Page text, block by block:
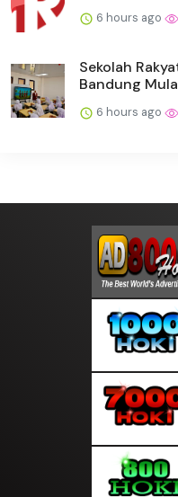
6 hours ago
Sekolah
Bandung
6 hours ago